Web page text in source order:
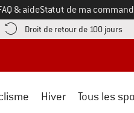
& aideStatut de ma
une boîte d'information
Droit de retour de 100 jours
Hiver Tous les